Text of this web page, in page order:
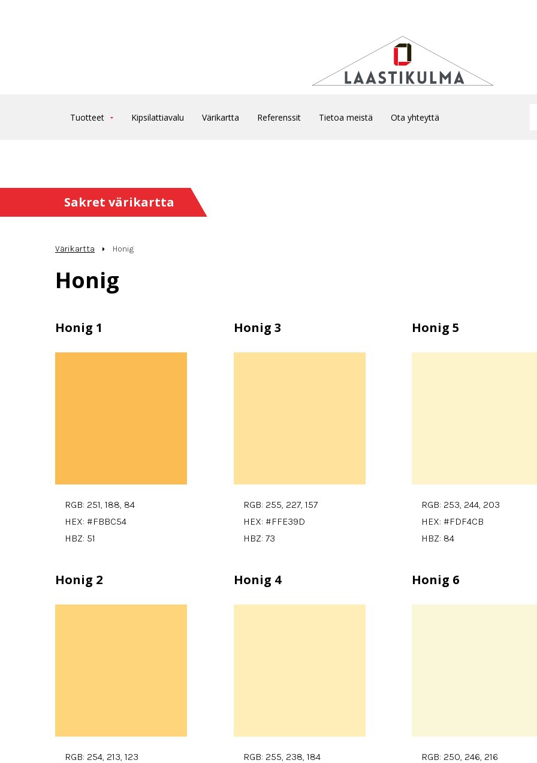
Tuotteet Kipsilattiavalu Värikartta Referenssit Tietoa meistä Ota yhteyttä
Sakret värikartta
Värikartta Honig
Honig
Honig 1
RGB: 251, 188, 84
HEX: #FBBC54
HBZ: 51
Honig 2
RGB: 254, 213, 123
Honig 3
RGB: 255, 227, 157
HEX: #FFE39D
HBZ: 73
Honig 4
RGB: 255, 238, 184
Honig 5
RGB: 253, 244, 203
HEX: #FDF4CB
HBZ: 84
Honig 6
RGB: 250, 246, 216